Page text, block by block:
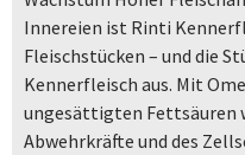
Innereien ist Rinti
Fleischstücken – und die
Kennerfleisch aus. Mit
ungesättigten Fettsäuren
Abwehrkräfte und des